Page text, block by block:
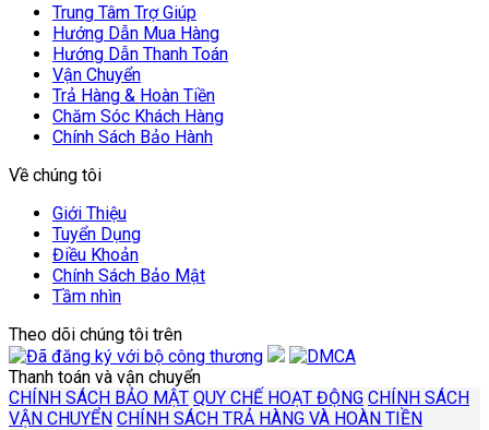
Trung Tâm Trợ Giúp
Hướng Dẫn Mua Hàng
Hướng Dẫn Thanh Toán
Vận Chuyển
Trả Hàng & Hoàn Tiền
Chăm Sóc Khách Hàng
Chính Sách Bảo Hành
Về chúng tôi
Giới Thiệu
Tuyển Dụng
Điều Khoản
Chính Sách Bảo Mật
Tầm nhìn
Theo dõi chúng tôi trên
Thanh toán và vận chuyển
CHÍNH SÁCH BẢO MẬT QUY CHẾ HOẠT ĐỘNG CHÍNH SÁCH
VẬN CHUYỂN CHÍNH SÁCH TRẢ HÀNG VÀ HOÀN TIỀN